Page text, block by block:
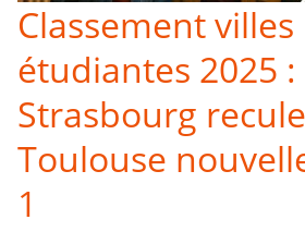
Classement villes
étudiantes 2025 :
Strasbourg
Toulouse
1